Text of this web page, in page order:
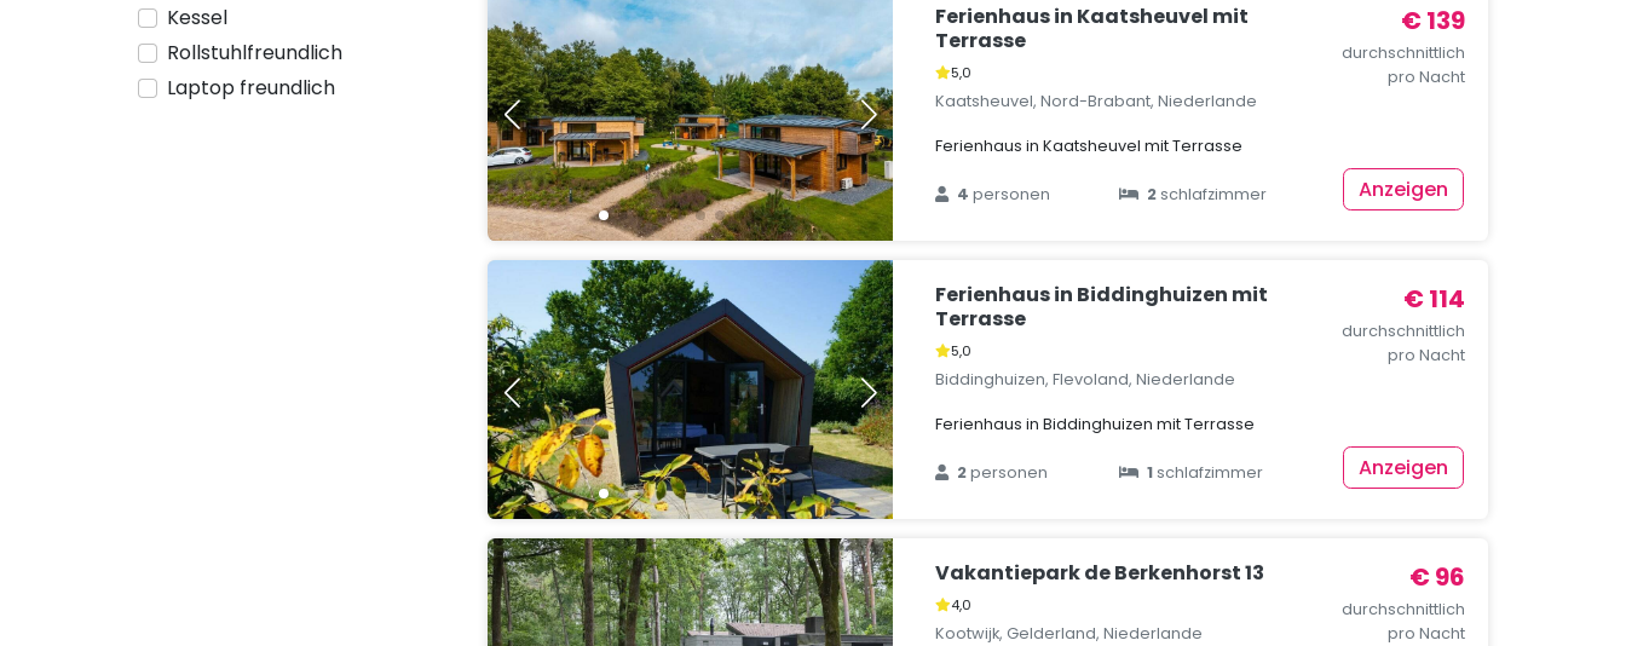
Kessel
Rollstuhlfreundlich
Laptop freundlich
Ferienhaus in Kaatsheuvel mit
Terrasse
5,0
Kaatsheuvel, Nord-Brabant, Niederlande
Ferienhaus in Kaatsheuvel mit Terrasse
4personen 2schlafzimmer
€ 139
durchschnittlich
pro Nacht
Anzeigen
Ferienhaus in Biddinghuizen mit
Terrasse
5,0
Biddinghuizen, Flevoland, Niederlande
Ferienhaus in Biddinghuizen mit Terrasse
2personen 1schlafzimmer
€ 114
durchschnittlich
pro Nacht
Anzeigen
Vakantiepark de Berkenhorst 13
4,0
Kootwijk, Gelderland, Niederlande
€ 96
durchschnittlich
pro Nacht